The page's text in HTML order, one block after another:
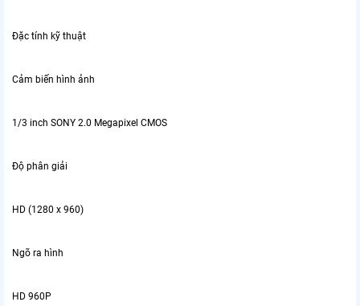
Đặc tính kỹ thuật
Cảm biến hình ảnh
1/3 inch SONY 2.0 Megapixel CMOS
Độ phân giải
HD (1280 x 960)
Ngõ ra hình
HD 960P